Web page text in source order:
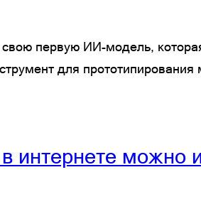
первую ИИ-модель,
для
интернете можно